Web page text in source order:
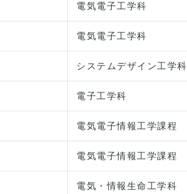
電気電子工学科
電気電子工学科
システムデザイン工学科
電子工学科
電気電子情報工学課程
電気電子情報工学課程
電気・情報生命工学科